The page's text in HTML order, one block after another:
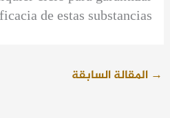
de estas substancias.
→ المقالة السابقة